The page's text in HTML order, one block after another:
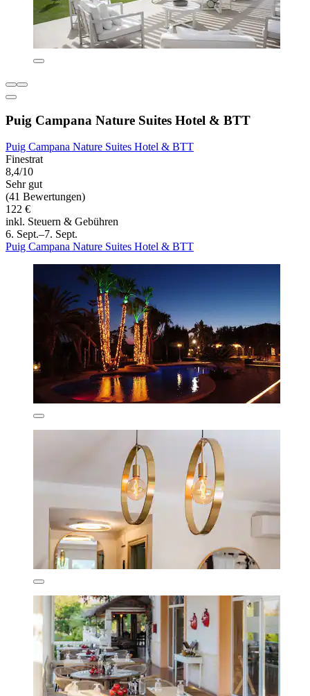
Puig Campana Nature Suites Hotel & BTT
Puig Campana Nature Suites Hotel & BTT
Finestrat
8,4/10
Sehr gut
(41 Bewertungen)
122 €
inkl. Steuern & Gebühren
6. Sept.–7. Sept.
Puig Campana Nature Suites Hotel & BTT